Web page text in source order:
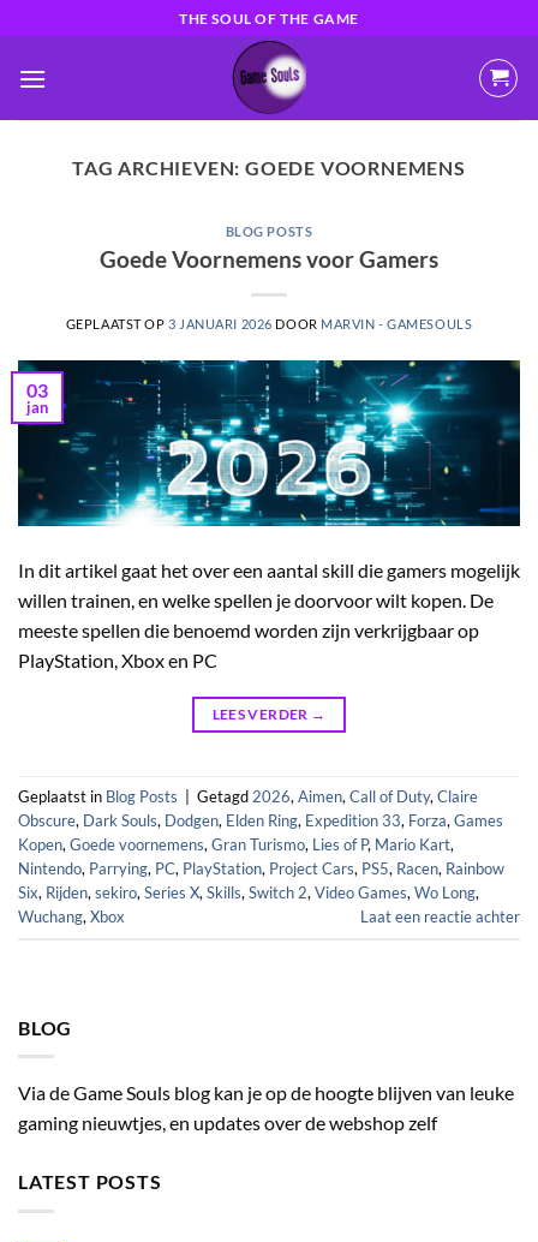
naar
inhoud
THE SOUL OF THE GAME
TAG ARCHIEVEN:GOEDE VOORNEMENS
BLOG POSTS
Goede Voornemens voor Gamers
GEPLAATST OP 3 JANUARI 2026 DOOR MARVIN - GAMESOULS
03
jan
In dit artikel gaat het over een aantal skill die gamers mogelijk
willen trainen, en welke spellen je doorvoor wilt kopen. De
meeste spellen die benoemd worden zijn verkrijgbaar op
PlayStation, Xbox en PC
LEES VERDER →
Geplaatst in Blog Posts Getagd 2026, Aimen, Call of Duty, Claire
Obscure, Dark Souls, Dodgen, Elden Ring, Expedition 33, Forza, Games
Kopen, Goede voornemens, Gran Turismo, Lies of P, Mario Kart,
Nintendo, Parrying, PC, PlayStation, Project Cars, PS5, Racen, Rainbow
Six, Rijden, sekiro, Series X, Skills, Switch 2, Video Games, Wo Long,
Wuchang, Xbox Laat een reactie achter
BLOG
Via de Game Souls blog kan je op de hoogte blijven van leuke
gaming nieuwtjes, en updates over de webshop zelf
LATEST POSTS